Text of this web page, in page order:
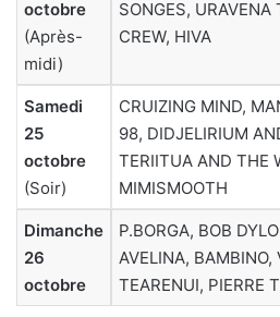
octobre
(Après-
midi)
SONGES, URAVENA
CREW, HIVA
Samedi
25
octobre
(Soir)
CRUIZING MIND,
98, DIDJELIRIUM
TERIITUA AND THE
MIMISMOOTH
Dimanche
26
octobre
P.BORGA, BOB
AVELINA, BAMBINO,
TEARENUI, PIERRE